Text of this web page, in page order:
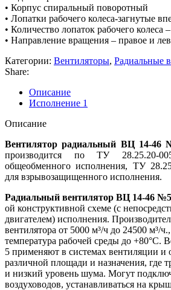
• Корпус спиральный поворотный
• Лопатки рабочего колеса-загнутые
• Количество лопаток рабочего колеса
• Направление вращения – правое и
Категории: Вентиляторы, Радиальные
Share:
Описание
Исполнение 1
Описание
Вентилятор радиальный ВЦ 14-46
производится по ТУ 28.25.20-
общеобменного исполнения, ТУ
для взрывозащищенного исполнения.
Радиальный вентилятор ВЦ 14-46 №5
ой конструктивной схеме (с
двигателем) исполнения.
вентилятора от 5000 м³/ч до 24500 м³/
температура рабочей среды до +80°С.
5 применяют в системах вентиляции
различной площади и назначения, где
и низкий уровень шума. Могут
воздуховодов, устанавливаться на